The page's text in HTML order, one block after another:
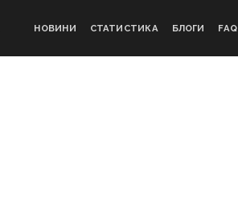
НОВИНИ СТАТИСТИКА БЛОГИ FAQ